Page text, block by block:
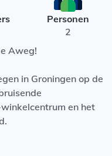
Personen
2
Aweg!
in Groningen op de
en het
met een open